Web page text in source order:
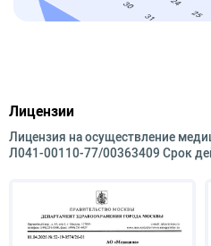
Лицензии
Лицензия на осуществление
Л041-00110-77/00363409 Срок